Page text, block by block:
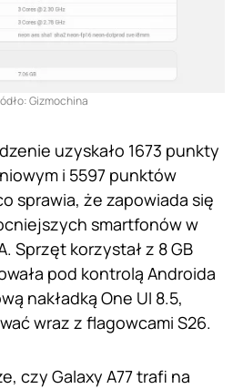
Gizmochina
uzyskało 1673 punkty
i 5597 punktów
sprawia, że zapowiada się
smartfonów w
Sprzęt korzystał z 8 GB
pod kontrolą Androida
nakładką One UI 8.5,
wraz z flagowcami S26.
czy Galaxy A77 trafi na